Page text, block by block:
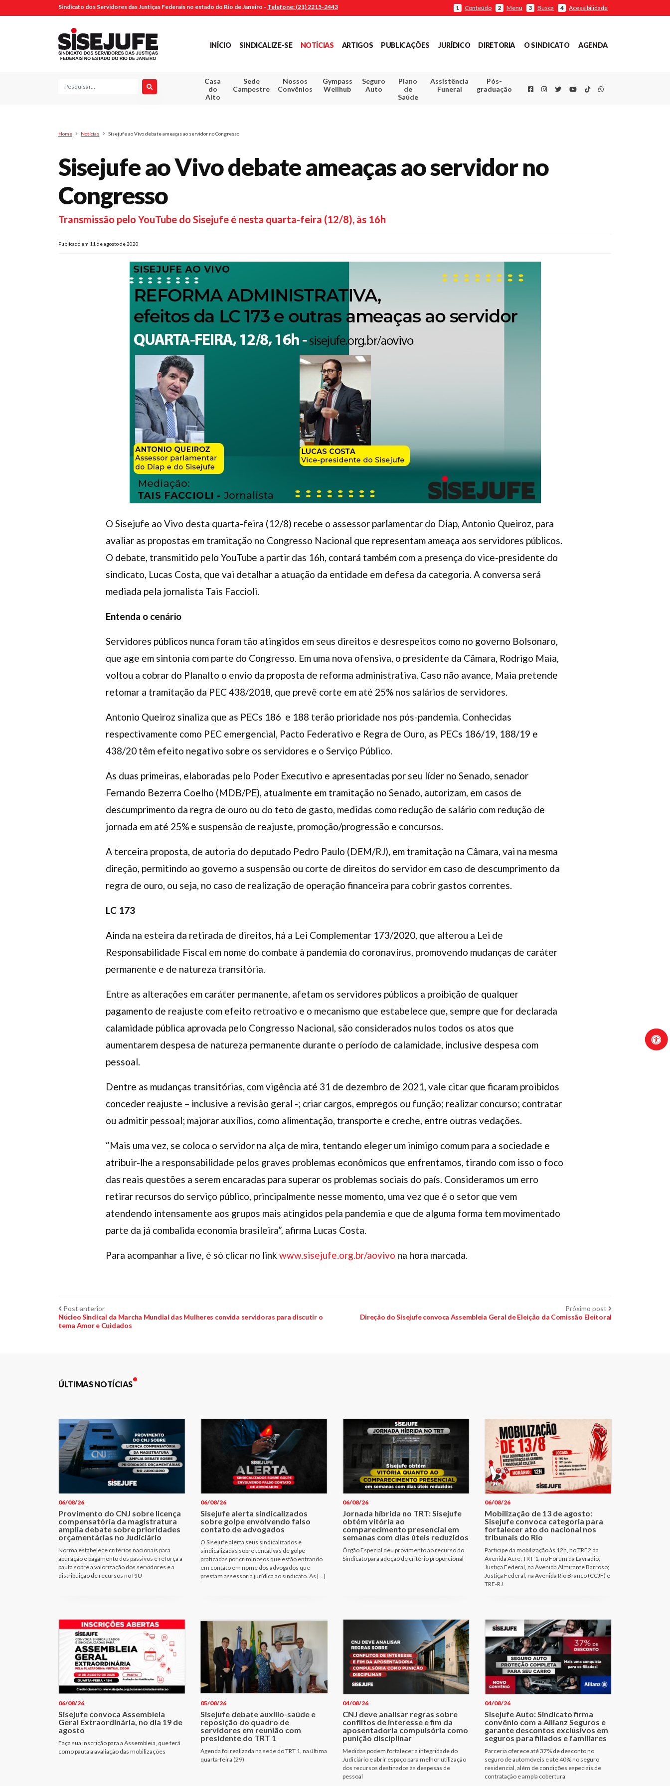
Sindicato dos Servidores das Justiças Federais no estado do Rio de Janeiro - Telefone: (21) 2215-2443 1 Conteúdo 2 Menu 3 Busca 4 Acessibilidade
INÍCIO SINDICALIZE-SE NOTÍCIAS ARTIGOS PUBLICAÇÕES JURÍDICO DIRETORIA O SINDICATO AGENDA
Pesquisa
Casa
do
Alto
Sede
Campestre
Nossos
Convênios
Gympass
Wellhub
Seguro
Auto
Plano
de
Saúde
Assistência
Funeral
Pós-
graduação
FacebookInstagram
TwitterYoutube
TikTokWhatsapp
Home Notícias Sisejufe ao Vivo debate ameaças ao servidor no Congresso
Sisejufe ao Vivo debate ameaças ao servidor no
Congresso
Transmissão pelo YouTube do Sisejufe é nesta quarta-feira (12/8), às 16h
Publicado em 11 de agosto de 2020
O Sisejufe ao Vivo desta quarta-feira (12/8) recebe o assessor parlamentar do Diap, Antonio Queiroz, para
avaliar as propostas em tramitação no Congresso Nacional que representam ameaça aos servidores públicos.
O debate, transmitido pelo YouTube a partir das 16h, contará também com a presença do vice-presidente do
sindicato, Lucas Costa, que vai detalhar a atuação da entidade em defesa da categoria. A conversa será
mediada pela jornalista Tais Faccioli.
Entenda o cenário
Servidores públicos nunca foram tão atingidos em seus direitos e desrespeitos como no governo Bolsonaro,
que age em sintonia com parte do Congresso. Em uma nova ofensiva, o presidente da Câmara, Rodrigo Maia,
voltou a cobrar do Planalto o envio da proposta de reforma administrativa. Caso não avance, Maia pretende
retomar a tramitação da PEC 438/2018, que prevê corte em até 25% nos salários de servidores.
Antonio Queiroz sinaliza que as PECs 186 e 188 terão prioridade nos pós-pandemia. Conhecidas
respectivamente como PEC emergencial, Pacto Federativo e Regra de Ouro, as PECs 186/19, 188/19 e
438/20 têm efeito negativo sobre os servidores e o Serviço Público.
As duas primeiras, elaboradas pelo Poder Executivo e apresentadas por seu líder no Senado, senador
Fernando Bezerra Coelho (MDB/PE), atualmente em tramitação no Senado, autorizam, em casos de
descumprimento da regra de ouro ou do teto de gasto, medidas como redução de salário com redução de
jornada em até 25% e suspensão de reajuste, promoção/progressão e concursos.
A terceira proposta, de autoria do deputado Pedro Paulo (DEM/RJ), em tramitação na Câmara, vai na mesma
direção, permitindo ao governo a suspensão ou corte de direitos do servidor em caso de descumprimento da
regra de ouro, ou seja, no caso de realização de operação financeira para cobrir gastos correntes.
LC 173
Ainda na esteira da retirada de direitos, há a Lei Complementar 173/2020, que alterou a Lei de
Responsabilidade Fiscal em nome do combate à pandemia do coronavírus, promovendo mudanças de caráter
permanente e de natureza transitória.
Entre as alterações em caráter permanente, afetam os servidores públicos a proibição de qualquer
pagamento de reajuste com efeito retroativo e o mecanismo que estabelece que, sempre que for declarada
calamidade pública aprovada pelo Congresso Nacional, são considerados nulos todos os atos que
aumentarem despesa de natureza permanente durante o período de calamidade, inclusive despesa com
pessoal.
Dentre as mudanças transitórias, com vigência até 31 de dezembro de 2021, vale citar que ficaram proibidos
conceder reajuste – inclusive a revisão geral -; criar cargos, empregos ou função; realizar concurso; contratar
ou admitir pessoal; majorar auxílios, como alimentação, transporte e creche, entre outras vedações.
“Mais uma vez, se coloca o servidor na alça de mira, tentando eleger um inimigo comum para a sociedade e
atribuir-lhe a responsabilidade pelos graves problemas econômicos que enfrentamos, tirando com isso o foco
das reais questões a serem encaradas para superar os problemas sociais do país. Consideramos um erro
retirar recursos do serviço público, principalmente nesse momento, uma vez que é o setor que vem
atendendo intensamente aos grupos mais atingidos pela pandemia e que de alguma forma tem movimentado
parte da já combalida economia brasileira”, afirma Lucas Costa.
​​Para acompanhar a live, é só clicar no link www.sisejufe.org.br/aovivo na hora marcada.
Navegação
de
Post anteriorPost
anterior:
Núcleo Sindical da Marcha Mundial das Mulheres convida servidoras para discutir o
tema Amor e Cuidados
Próximo post Próximo
Direção do Sisejufe convoca Assembleia Geral de Eleição da Comissão Eleitoral
ÚLTIMAS NOTÍCIAS
06/08/26
Provimento do CNJ sobre licença
compensatória da magistratura
amplia debate sobre prioridades
orçamentárias no Judiciário
Norma estabelece critérios nacionais para
apuração e pagamento dos passivos e reforça a
pauta sobre a valorização dos servidores e a
distribuição de recursos no PJU
06/08/26
Sisejufe alerta sindicalizados
sobre golpe envolvendo falso
contato de advogados
O Sisejufe alerta seus sindicalizados e
sindicalizadas sobre tentativas de golpe
praticadas por criminosos que estão entrando
em contato em nome dos advogados que
prestam assessoria jurídica ao sindicato. As […]
06/08/26
Jornada híbrida no TRT: Sisejufe
obtém vitória ao
comparecimento presencial em
semanas com dias úteis reduzidos
Órgão Especial deu provimento ao recurso do
Sindicato para adoção de critério proporcional
06/08/26
Mobilização de 13 de agosto:
Sisejufe convoca categoria para
fortalecer ato do nacional nos
tribunais do Rio
Participe da mobilização às 12h, no TRF2 da
Avenida Acre; TRT-1, no Fórum da Lavradio;
Justiça Federal, na Avenida Almirante Barroso;
Justiça Federal, na Avenida Rio Branco (CCJF) e
TRE-RJ.
06/08/26
Sisejufe convoca Assembleia
Geral Extraordinária, no dia 19 de
agosto
Faça sua inscrição para a Assembleia, que terá
como pauta a avaliação das mobilizações
05/08/26
Sisejufe debate auxílio-saúde e
reposição do quadro de
servidores em reunião com
presidente do TRT 1
Agenda foi realizada na sede do TRT 1, na última
quarta-feira (29)
04/08/26
CNJ deve analisar regras sobre
conflitos de interesse e fim da
aposentadoria compulsória como
punição disciplinar
Medidas podem fortalecer a integridade do
Judiciário e abrir espaço para melhor utilização
dos recursos destinados às despesas de
pessoal
04/08/26
Sisejufe Auto: Sindicato firma
convênio com a Allianz Seguros e
garante descontos exclusivos em
seguros para filiados e familiares
Parceria oferece até 37% de desconto no
seguro de automóveis e até 40% no seguro
residencial, além de condições especiais de
contratação e ampla cobertura